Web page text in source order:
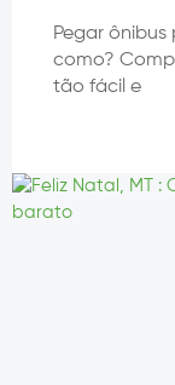
Pegar
como?
tão fácil e